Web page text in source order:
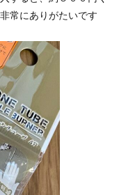
常にありがたいです